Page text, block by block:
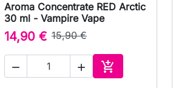
 Γρήγορη προβολή
Aroma Concentrate RED Arctic
30 ml - Vampire Vape
14,90 € 15,90 €
  
Αγορά